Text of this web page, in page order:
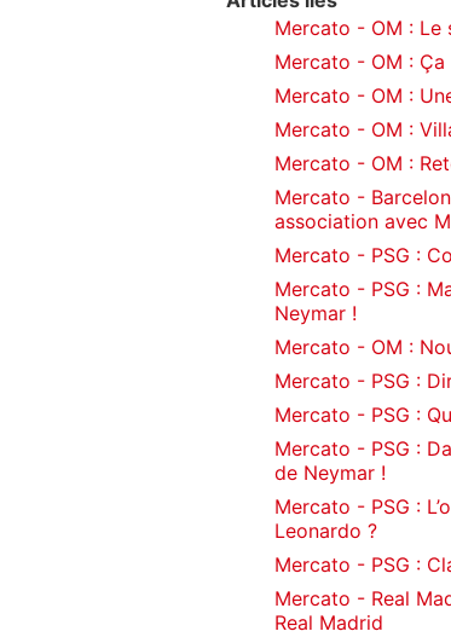
Mercato - OM : Le
Mercato - OM :
Mercato - OM :
Mercato - OM :
Mercato - OM :
Mercato -
association avec
Mercato - PSG :
Mercato - PSG :
Neymar !
Mercato - OM :
Mercato - PSG :
Mercato - PSG :
Mercato - PSG :
de Neymar !
Mercato - PSG :
Leonardo ?
Mercato - PSG :
Mercato - Real
Real Madrid